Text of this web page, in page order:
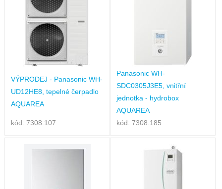
VÝPRODEJ - Panasonic WH-
UD12HE8, tepelné čerpadlo
AQUAREA
kód: 7308.107
Panasonic WH-
SDC0305J3E5, vnitřní
jednotka - hydrobox
AQUAREA
kód: 7308.185